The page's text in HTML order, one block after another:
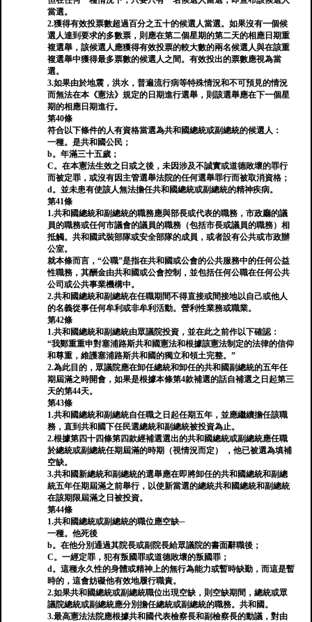
當選。
2.獲得有效投票數超過百分之五十的候選人當選。如果沒有一個候
選人達到要求的多數票，則應在第二個星期的第二天的相應日期重
複選舉，該候選人應獲得有效投票的較大數的兩名候選人與在該重
複選舉中獲得最多票數的候選人之間。有效投出的票數應視為當
選。
3.如果由於地震，洪水，普遍流行病等特殊情況和不可預見的情況
而無法在本《憲法》規定的日期進行選舉，則該選舉應在下一個星
期的相應日期進行。
第40條
符合以下條件的人有資格當選為共和國總統或副總統的候選人：
一種。是共和國公民；
b。年滿三十五歲；
C。在本憲法生效之日或之後，未因涉及不誠實或道德敗壞的罪行
而被定罪，或沒有因主管選舉法院的任何選舉罪行而被取消資格；
d。並未患有使該人無法擔任共和國總統或副總統的精神疾病。
第41條
1.共和國總統和副總統的職務應與部長或代表的職務，市政廳的議
員的職務或任何市議會的議員的職務（包括市長或議員的職務）相
抵觸。共和國武裝部隊或安全部隊的成員，或者設有公共或市政辦
公室。
就本條而言，“公職”是指在共和國或公會的公共服務中的任何公益
性職務，其酬金由共和國或公會控制，並包括任何公職在任何公共
公司或公共事業機構中。
2.共和國總統和副總統在任職期間不得直接或間接地以自己或他人
的名義從事任何牟利或非牟利活動。營利性業務或職業。
第42條
1.共和國總統和副總統由眾議院投資，並在此之前作以下確認：
“我鄭重重申對塞浦路斯共和國憲法和根據該憲法制定的法律的信仰
和尊重，維護塞浦路斯共和國的獨立和領土完整。”
2.為此目的，眾議院應在卸任總統和卸任的共和國副總統的五年任
期屆滿之時開會，如果是根據本條第4款補選的話自補選之日起第三
天的第44天。
第43條
1.共和國總統和副總統自任職之日起任期五年，並應繼續擔任該職
務，直到共和國下任民選總統和副總統被投資為止。
2.根據第四十四條第四款經補選選出的共和國總統或副總統應任職
於總統或副總統任期屆滿的時期（視情況而定） ，他已被選為填補
空缺。
3.共和國新總統和副總統的選舉應在即將卸任的共和國總統和副總
統五年任期屆滿之前舉行，以使新當選的總統共和國總統和副總統
在該期限屆滿之日被投資。
第44條
1.共和國總統或副總統的職位應空缺─
一種。他死後
b。在他分別通過其院長或副院長給眾議院的書面辭職後；
C。一經定罪，犯有叛國罪或道德敗壞的叛國罪；
d。這種永久性的身體或精神上的無行為能力或暫時缺勤，而這是暫
時的，這會妨礙他有效地履行職責。
2.如果共和國總統或副總統職位出現空缺，則空缺期間，總統或眾
議院總統或副總統應分別擔任總統或副總統的職務。共和國。
3.最高憲法法院應根據共和國代表檢察長和副檢察長的動議，對由